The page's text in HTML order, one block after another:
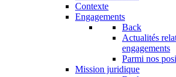
Contexte
Engagements
Back
Actualités
engagements
Parmi nos
Mission juridique